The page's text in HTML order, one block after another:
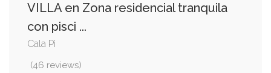
VILLA en Zona residencial tranquila
con pisci ...
Cala Pi
(46 reviews)